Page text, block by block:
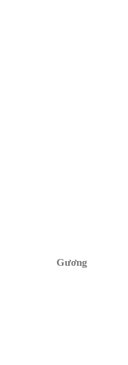
Gương